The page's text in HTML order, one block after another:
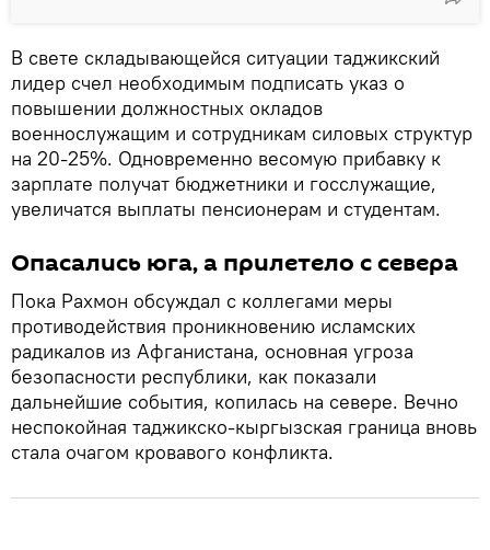
В свете складывающейся ситуации таджикский
лидер счел необходимым подписать указ о
повышении должностных окладов
военнослужащим и сотрудникам силовых структур
на 20-25%. Одновременно весомую прибавку к
зарплате получат бюджетники и госслужащие,
увеличатся выплаты пенсионерам и студентам.
Опасались юга, а прилетело с севера
Пока Рахмон обсуждал с коллегами меры
противодействия проникновению исламских
радикалов из Афганистана, основная угроза
безопасности республики, как показали
дальнейшие события, копилась на севере. Вечно
неспокойная таджикско-кыргызская граница вновь
стала очагом кровавого конфликта.